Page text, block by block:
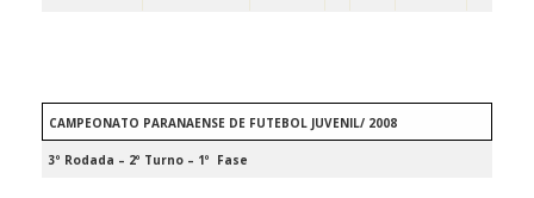
CAMPEONATO PARANAENSE DE FUTEBOL JUVENIL/ 2008
3º Rodada – 2º Turno – 1º Fase